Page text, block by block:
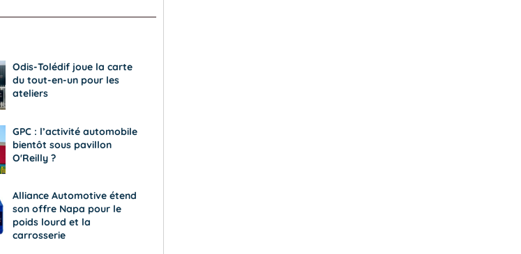
Odis-Tolédif joue la carte
du tout-en-un pour les
ateliers
GPC : l’activité automobile
bientôt sous pavillon
O'Reilly ?
Alliance Automotive étend
son offre Napa pour le
poids lourd et la
carrosserie